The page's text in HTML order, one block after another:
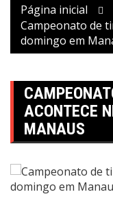
Página inicial
Campeonato de
domingo em
ACONTECE
MANAUS